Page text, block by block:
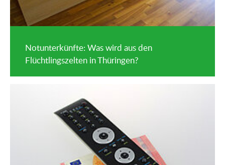
Notunterkünfte: Was wird aus den
Flüchtlingszelten in Thüringen?